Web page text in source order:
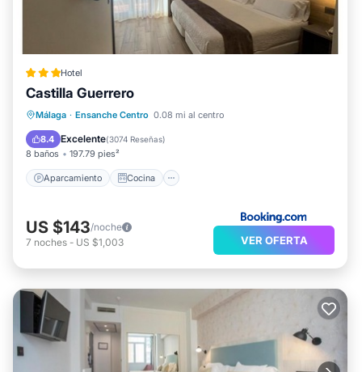
Hotel
Castilla Guerrero
Málaga · Ensanche Centro 0.08 mi al centro
8.4 Excelente(3074 Reseñas)
8 baños 197.79 pies²
Aparcamiento Cocina
Aparcamiento
Cocina
Aire acondicionado
US $143/noche
7 noches - US $1,003 VER OFERTA